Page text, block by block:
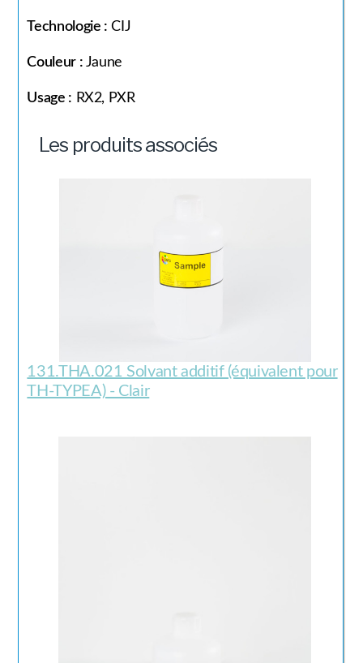
Technologie : CIJ
Couleur : Jaune
Usage : RX2, PXR
Les produits associés
131.THA.021 Solvant additif (équivalent pour
TH-TYPEA) - Clair